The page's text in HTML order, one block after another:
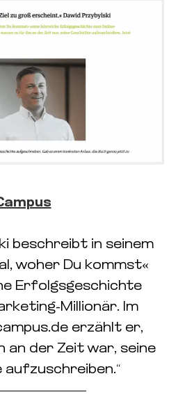
beschreibt in seinem
woher Du kommst«
Erfolgsgeschichte
Millionär. Im
erzählt er,
an der Zeit war, seine
aufzuschreiben.“